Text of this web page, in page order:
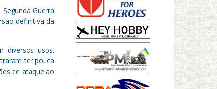
Guerra
definitiva da
diversos usos.
ter pouca
de ataque ao